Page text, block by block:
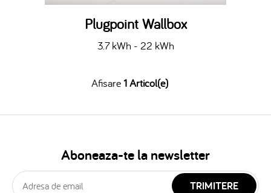
Plugpoint Wallbox
3.7 kWh - 22 kWh
Afisare1 Articol(e)
Aboneaza-te la newsletter
TRIMITERE